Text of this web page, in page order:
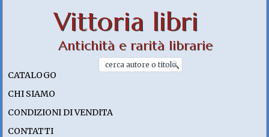
Vittoria libri
Antichità e rarità librarie
CATALOGO
CHI SIAMO
CONDIZIONI DI VENDITA
CONTATTI